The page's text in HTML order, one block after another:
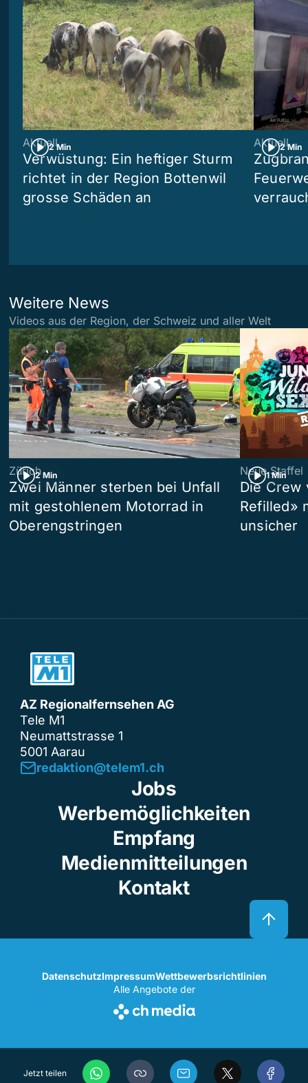
Jetzt teilen
2 Min
Aktuell
Verwüstung: Ein heftiger Sturm
richtet in der Region Bottenwil
grosse Schäden an
2 Min
Aktuell
Weitere News
Videos aus der Region, der Schweiz und aller Welt
2 Min
Zürich
Zwei Männer sterben bei Unfall
mit gestohlenem Motorrad in
Oberengstringen
1 Min
Neue Staffel
Die Crew
Refilled»
unsicher
AZ Regionalfernsehen AG
Tele M1
Neumattstrasse 1
5001 Aarau
redaktion@telem1.ch
Jobs
Werbemöglichkeiten
Empfang
Medienmitteilungen
Kontakt
DatenschutzImpressumWettbewerbsrichtlinien
Alle Angebote der